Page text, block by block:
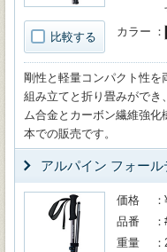
比較する
カラー
剛性と軽量コンパクト性
組み立てと折り畳みができ
ム合金とカーボン繊維強
本での販売です。
アルパイン フォー
価格
品番
重量